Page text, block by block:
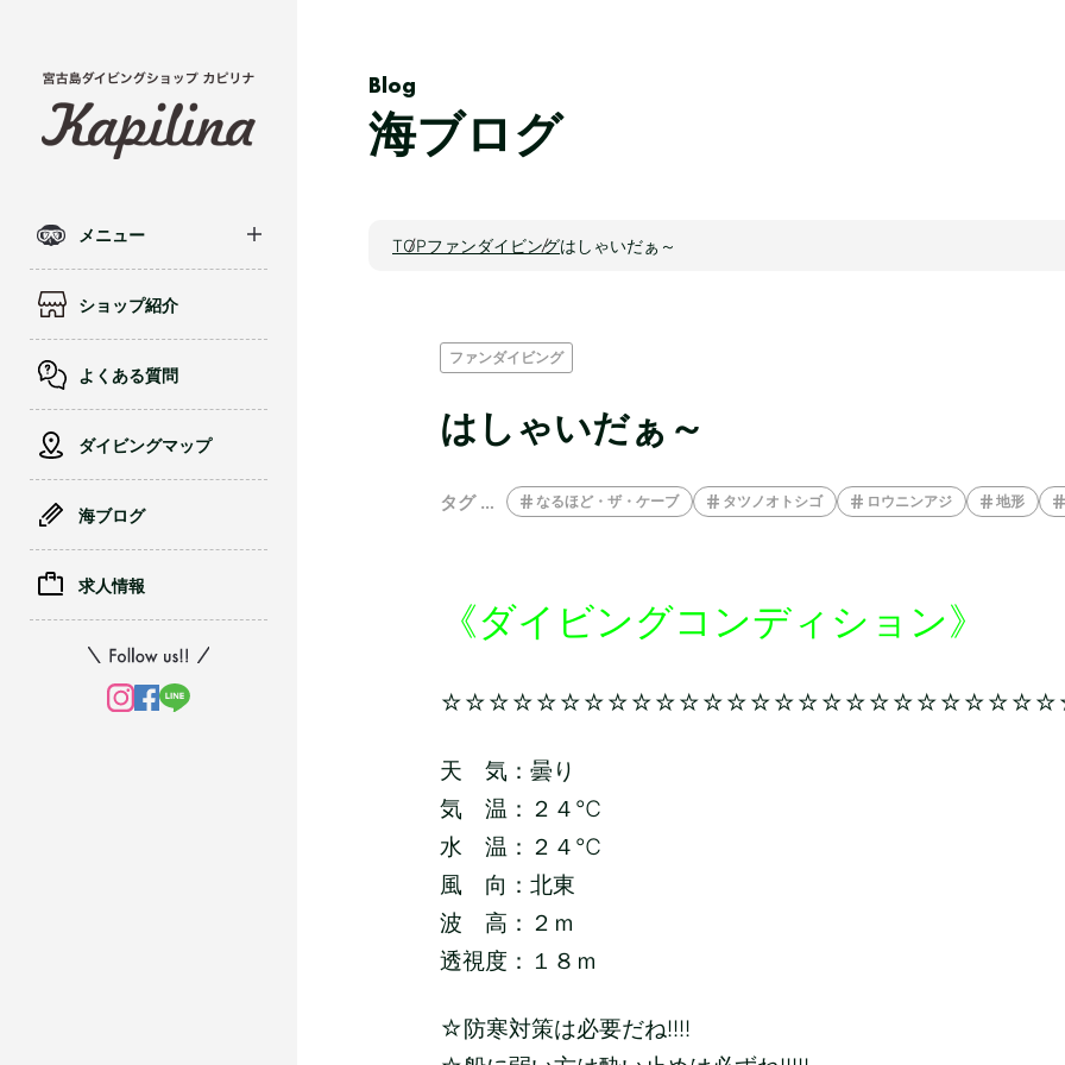
メニュー
ショップ紹介
よくある質問
ダイビングマップ
海ブログ
求人情報
Blog
海ブログ
TOPファンダイビングはしゃいだぁ～
ファンダイビング
はしゃいだぁ～
タグ … なるほど・ザ・ケーブ タツノオトシゴ ロウニンアジ 地形
《ダイビングコンディション》
天 気：曇り
気 温：２４℃
水 温：２４ ℃
風 向：北東
波 高：２ｍ
透視度：１８ｍ
☆防寒対策は必要だね!!!!